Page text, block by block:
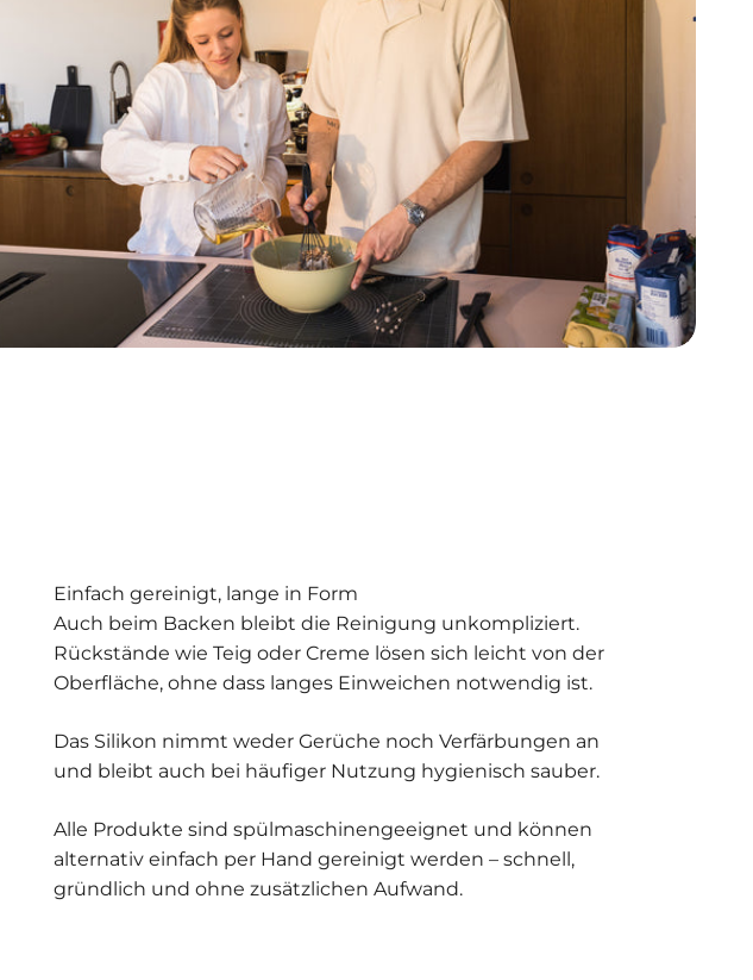
Einfach gereinigt, lange in Form
Auch beim Backen bleibt die Reinigung unkompliziert.
Rückstände wie Teig oder Creme lösen sich leicht von der
Oberfläche, ohne dass langes Einweichen notwendig ist.
Das Silikon nimmt weder Gerüche noch Verfärbungen an
und bleibt auch bei häufiger Nutzung hygienisch sauber.
Alle Produkte sind spülmaschinengeeignet und können
alternativ einfach per Hand gereinigt werden – schnell,
gründlich und ohne zusätzlichen Aufwand.